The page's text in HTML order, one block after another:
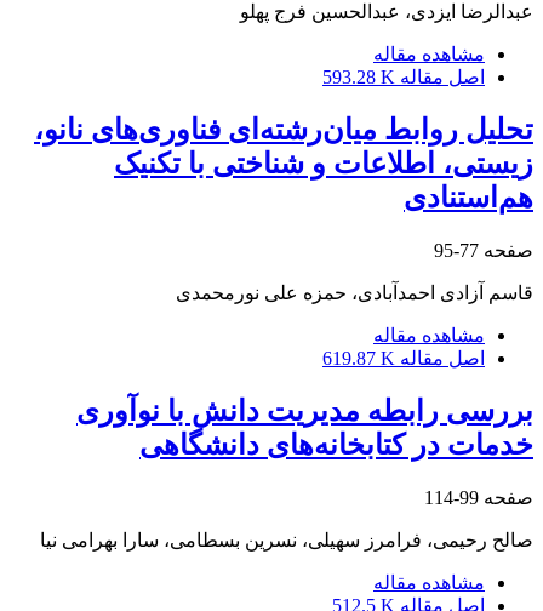
عبدالرضا ایزدی، عبدالحسین فرج پهلو
مشاهده مقاله
اصل مقاله 593.28 K
تحلیل روابط میان‌رشته‌ای فناوری‌های نانو،
زیستی، اطلاعات و شناختی با تکنیک
هم‌استنادی
صفحه 77-95
قاسم آزادی احمدآبادی، حمزه علی نورمحمدی
مشاهده مقاله
اصل مقاله 619.87 K
بررسی رابطه مدیریت دانش با نوآوری
خدمات در کتابخانه‌های دانشگاهی
صفحه 99-114
صالح رحیمی، فرامرز سهیلی، نسرین بسطامی، سارا بهرامی نیا
مشاهده مقاله
اصل مقاله 512.5 K